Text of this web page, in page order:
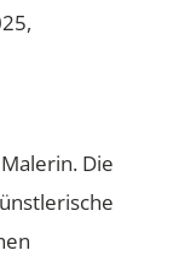
Die